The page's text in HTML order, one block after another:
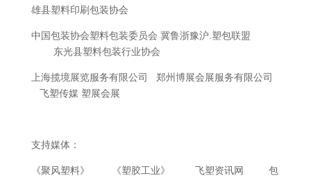
雄县塑料印刷包装协会
中国包装协会塑料包装委员会 冀鲁浙豫沪.塑包联盟
东光县塑料包装行业协会
上海揽境展览服务有限公司 郑州博展会展服务有限公司
飞塑传媒 塑展会展
支持媒体：
《聚风塑料》 《塑胶工业》 飞塑资讯网 包